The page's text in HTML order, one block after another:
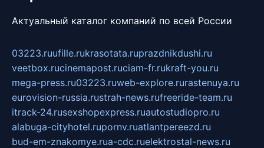
Актуальный каталог компаний по всей России
03223.ruufille.rukrasotata.ruprazdnikdushi.ru
veetbox.rucinemapost.ruciam-fr.rukraft-you.ru
mega-press.ru03223.ruweb-explore.rurastenuya.ru
eurovision-russia.rustrah-news.rufreeride-team.ru
itrack-24.rusexshopexpress.ruautostudiopro.ru
alabuga-cityhotel.rupornv.ruatlantpereezd.ru
bud-em-znakomye.rua-cdc.ruelektrostal-news.ru